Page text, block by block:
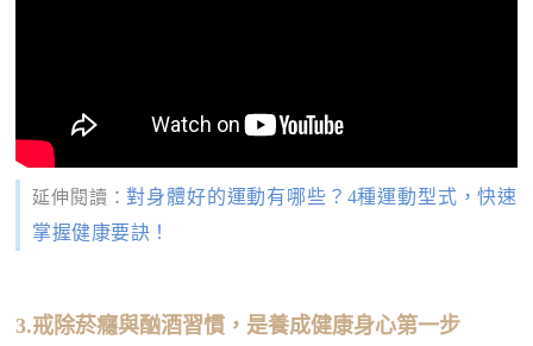
延伸閱讀：對身體好的運動有哪些？4種運動型式，快速
掌握健康要訣！
3.戒除菸癮與酗酒習慣，是養成健康身心第一步